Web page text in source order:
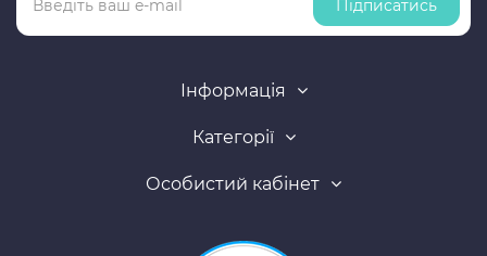
Підписатись
Інформація
Категорії
Особистий кабінет